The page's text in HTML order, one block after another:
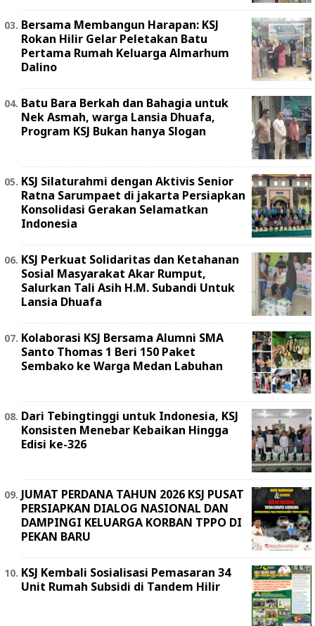
Bersama Membangun Harapan: KSJ
Rokan Hilir Gelar Peletakan Batu
Pertama Rumah Keluarga Almarhum
Dalino
Batu Bara Berkah dan Bahagia untuk
Nek Asmah, warga Lansia Dhuafa,
Program KSJ Bukan hanya Slogan
KSJ Silaturahmi dengan Aktivis Senior
Ratna Sarumpaet di jakarta Persiapkan
Konsolidasi Gerakan Selamatkan
Indonesia
KSJ Perkuat Solidaritas dan Ketahanan
Sosial Masyarakat Akar Rumput,
Salurkan Tali Asih H.M. Subandi Untuk
Lansia Dhuafa
Kolaborasi KSJ Bersama Alumni SMA
Santo Thomas 1 Beri 150 Paket
Sembako ke Warga Medan Labuhan
Dari Tebingtinggi untuk Indonesia, KSJ
Konsisten Menebar Kebaikan Hingga
Edisi ke-326
JUMAT PERDANA TAHUN 2026 KSJ PUSAT
PERSIAPKAN DIALOG NASIONAL DAN
DAMPINGI KELUARGA KORBAN TPPO DI
PEKAN BARU
KSJ Kembali Sosialisasi Pemasaran 34
Unit Rumah Subsidi di Tandem Hilir